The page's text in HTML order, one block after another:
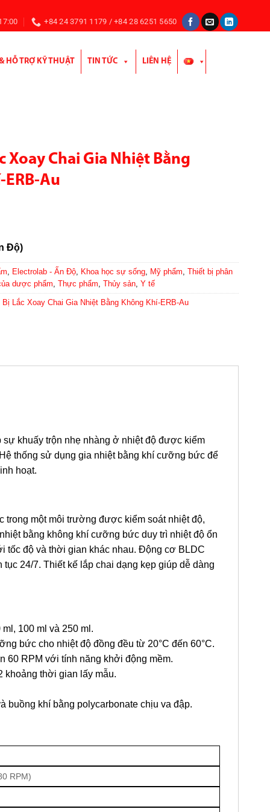
+84 24 3791 1179 / +84 28 6251 5650
HỖ TRỢ KỸ THUẬT TIN TỨC LIÊN HỆ
Xoay Chai Gia Nhiệt Bằng
Au
Độ)
Electrolab - Ấn Độ Khoa học sự sống Mỹ phẩm ,Thiết bị phân
dược phẩm ,Thực phẩm ,Thủy sản ,Y tế
Bị Lắc Xoay Chai Gia Nhiệt Bằng Không Khí-ERB-Au
sự khuấy trộn nhẹ nhàng ở nhiệt độ được kiểm
thống sử dụng gia nhiệt bằng khí cưỡng bức để
hoạt.
một môi trường được kiểm soát nhiệt độ,
bằng không khí cưỡng bức duy trì nhiệt độ ổn
tốc độ và thời gian khác nhau. Động cơ BLDC
24/7. Thiết kế lắp chai dạng kẹp giúp dễ dàng
100 ml và 250 ml.
bức cho nhiệt độ đồng đều từ 20°C đến 60°C.
60 RPM với tính năng khởi động mềm.
khoảng thời gian lấy mẫu.
buồng khí bằng polycarbonate chịu va đập.
RPM)